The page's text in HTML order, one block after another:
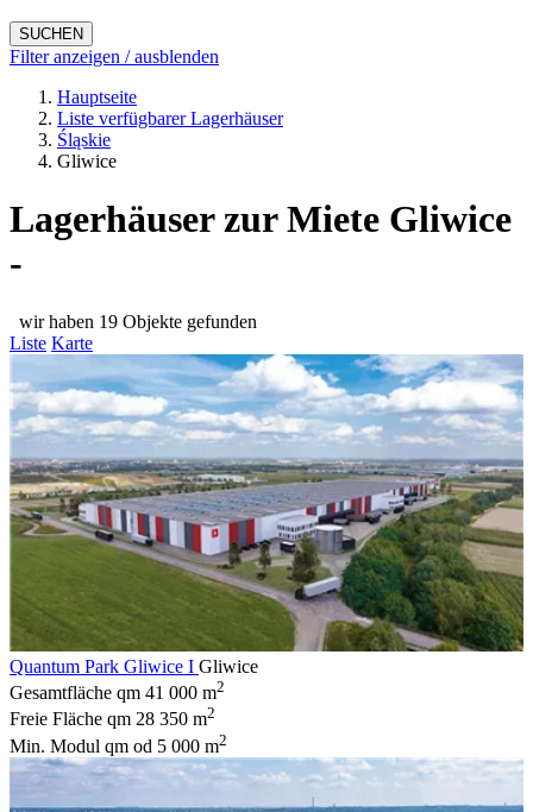
SUCHEN
Filter anzeigen / ausblenden
Hauptseite
Liste verfügbarer Lagerhäuser
Śląskie
Gliwice
Lagerhäuser zur Miete Gliwice
-
wir haben 19 Objekte gefunden
Liste Karte
Quantum Park Gliwice I Gliwice
Gesamtfläche qm 41 000 m2
Freie Fläche qm 28 350 m2
Min. Modul qm od 5 000 m2